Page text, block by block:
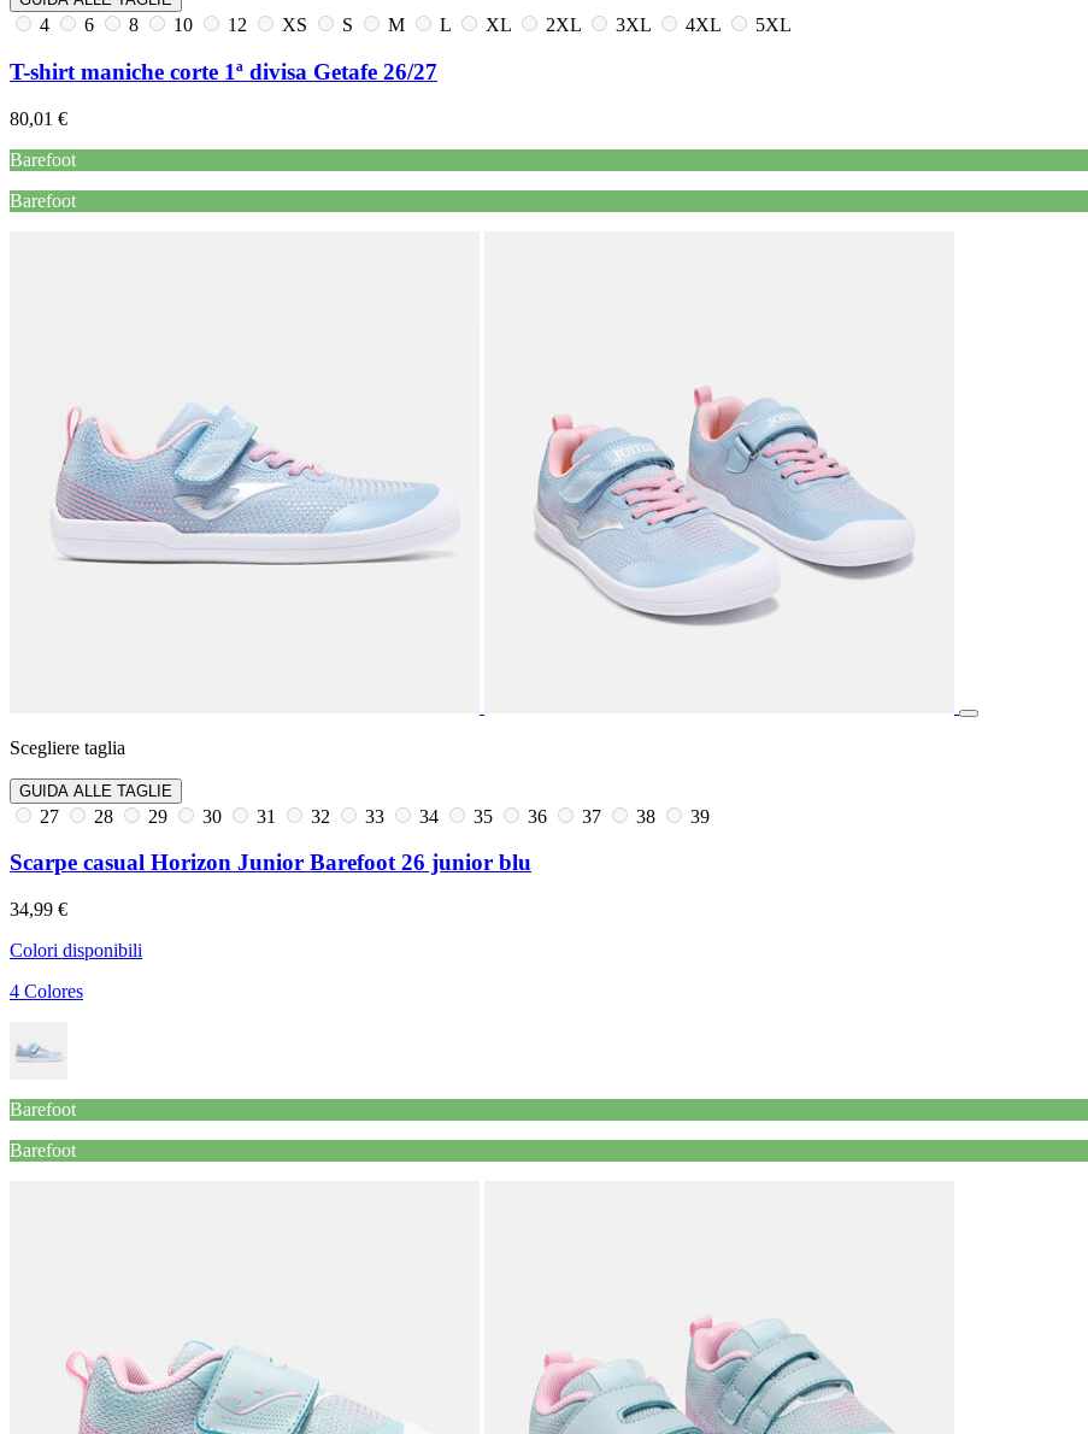
4 6 8 10 12 XS S M L XL 2XL 3XL 4XL 5XL
T-shirt maniche corte 1ª divisa Getafe 26/27
80,01 €
Barefoot
Barefoot
Scegliere taglia
GUIDA ALLE TAGLIE
27 28 29 30 31 32 33 34 35 36 37 38 39
Scarpe casual Horizon Junior Barefoot 26 junior blu
34,99 €
Colori disponibili
4 Colores
Barefoot
Barefoot